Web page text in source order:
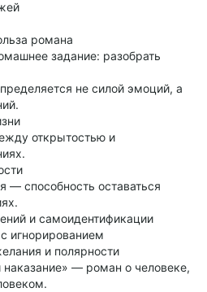
романа
задание: разобрать
не силой эмоций, а
открытостью и
способность оставаться
и самоидентификации
игнорированием
и полярности
— роман о человеке,